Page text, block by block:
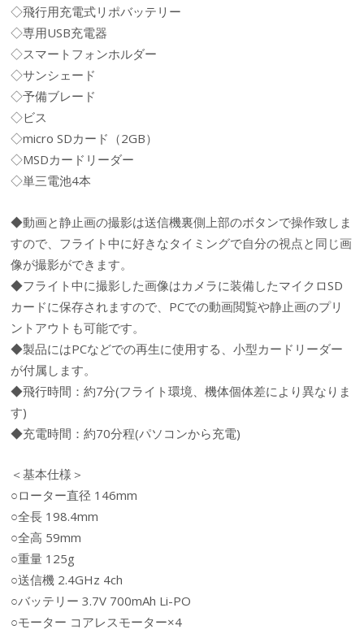
◇飛行用充電式リポバッテリー
◇専用USB充電器
◇スマートフォンホルダー
◇サンシェード
◇予備ブレード
◇ビス
◇micro SDカード（2GB）
◇MSDカードリーダー
◇単三電池4本
◆動画と静止画の撮影は送信機裏側上部のボタンで操作致しま
すので、フライト中に好きなタイミングで自分の視点と同じ画
像が撮影ができます。
◆フライト中に撮影した画像はカメラに装備したマイクロSD
カードに保存されますので、PCでの動画閲覧や静止画のプリ
ントアウトも可能です。
◆製品にはPCなどでの再生に使用する、小型カードリーダー
が付属します。
◆飛行時間：約7分(フライト環境、機体個体差により異なりま
す)
◆充電時間：約70分程(パソコンから充電)
＜基本仕様＞
○ローター直径 146mm
○全長 198.4mm
○全高 59mm
○重量 125g
○送信機 2.4GHz 4ch
○バッテリー 3.7V 700mAh Li-PO
○モーター コアレスモーター×4